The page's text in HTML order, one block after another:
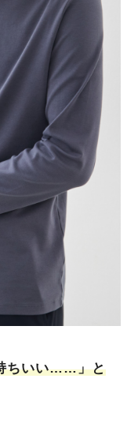
ちいい……」と